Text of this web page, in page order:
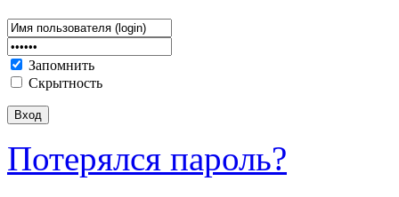
Запомнить
Скрытность
Потерялся пароль?